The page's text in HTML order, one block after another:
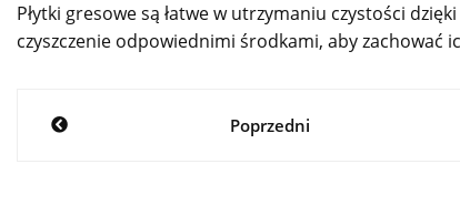
Płytki gresowe są łatwe w utrzymaniu czystości
czyszczenie odpowiednimi środkami, aby zachować
Nawigacja
Poprzedni